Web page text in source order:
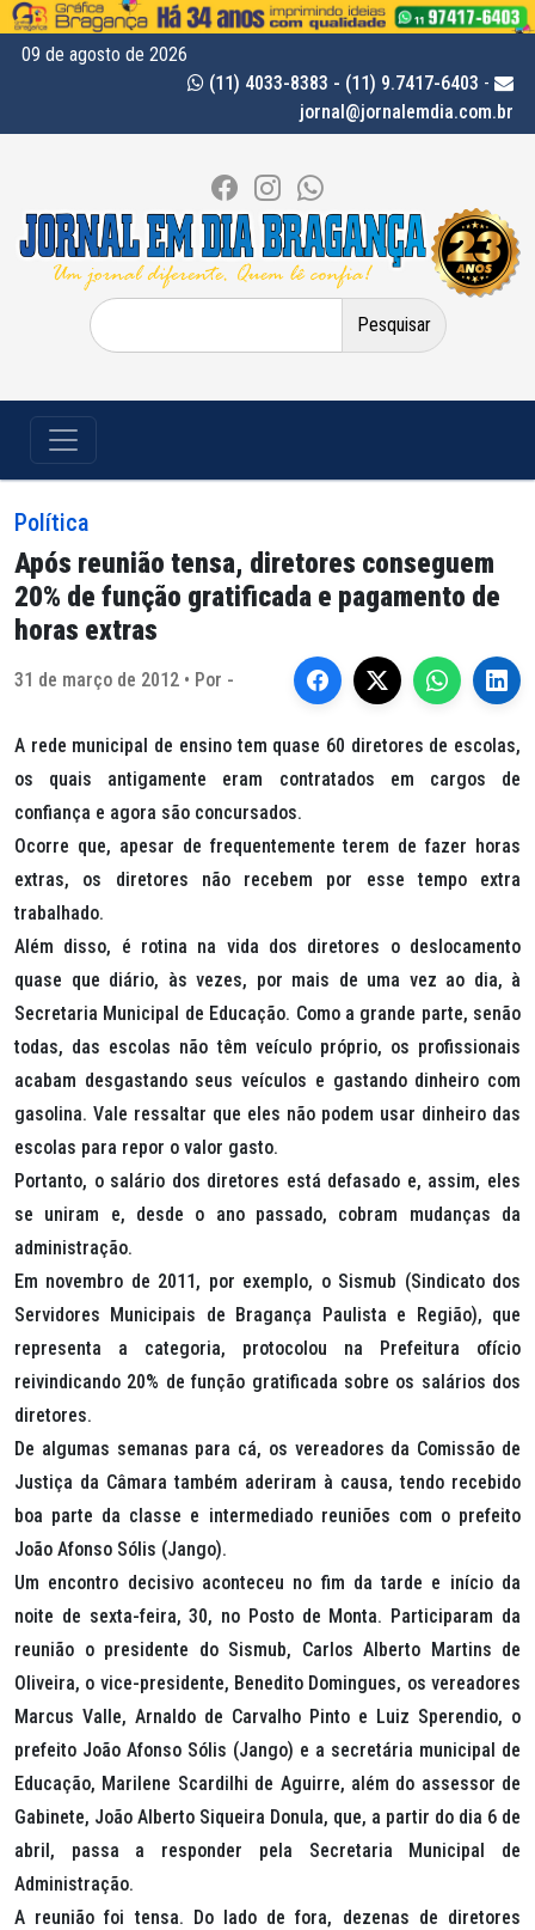
09 de agosto de 2026
(11) 4033-8383 - (11) 9.7417-6403 -
jornal@jornalemdia.com.br
Pesquisar
por:
Política
Após reunião tensa, diretores conseguem
20% de função gratificada e pagamento de
horas extras
31 de março de 2012 • Por -
A rede municipal de ensino tem quase 60 diretores de escolas,
os quais antigamente eram contratados em cargos de
confiança e agora são concursados.
Ocorre que, apesar de frequentemente terem de fazer horas
extras, os diretores não recebem por esse tempo extra
trabalhado.
Além disso, é rotina na vida dos diretores o deslocamento
quase que diário, às vezes, por mais de uma vez ao dia, à
Secretaria Municipal de Educação. Como a grande parte, senão
todas, das escolas não têm veículo próprio, os profissionais
acabam desgastando seus veículos e gastando dinheiro com
gasolina. Vale ressaltar que eles não podem usar dinheiro das
escolas para repor o valor gasto.
Portanto, o salário dos diretores está defasado e, assim, eles
se uniram e, desde o ano passado, cobram mudanças da
administração.
Em novembro de 2011, por exemplo, o Sismub (Sindicato dos
Servidores Municipais de Bragança Paulista e Região), que
representa a categoria, protocolou na Prefeitura ofício
reivindicando 20% de função gratificada sobre os salários dos
diretores.
De algumas semanas para cá, os vereadores da Comissão de
Justiça da Câmara também aderiram à causa, tendo recebido
boa parte da classe e intermediado reuniões com o prefeito
João Afonso Sólis (Jango).
Um encontro decisivo aconteceu no fim da tarde e início da
noite de sexta-feira, 30, no Posto de Monta. Participaram da
reunião o presidente do Sismub, Carlos Alberto Martins de
Oliveira, o vice-presidente, Benedito Domingues, os vereadores
Marcus Valle, Arnaldo de Carvalho Pinto e Luiz Sperendio, o
prefeito João Afonso Sólis (Jango) e a secretária municipal de
Educação, Marilene Scardilhi de Aguirre, além do assessor de
Gabinete, João Alberto Siqueira Donula, que, a partir do dia 6 de
abril, passa a responder pela Secretaria Municipal de
Administração.
A reunião foi tensa. Do lado de fora, dezenas de diretores